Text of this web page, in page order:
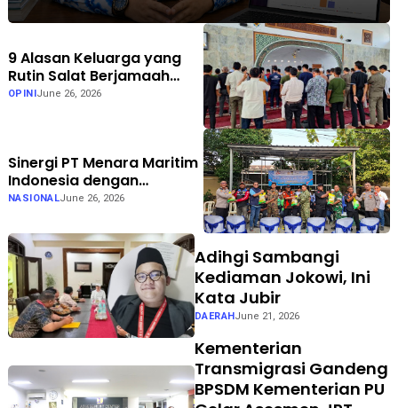
9 Alasan Keluarga yang
Rutin Salat Berjamaah
Lebih Harmonis
OPINIJune 26, 2026
Sinergi PT Menara Maritim
Indonesia dengan
Masyarakat dan Polsek
NASIONALJune 26, 2026
Adihgi Sambangi
Kediaman Jokowi, Ini
Kata Jubir
DAERAHJune 21, 2026
Kementerian
Transmigrasi Gandeng
BPSDM Kementerian PU